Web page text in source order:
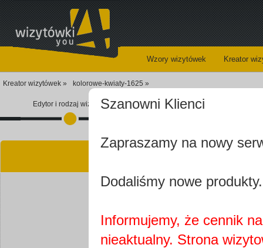
Wzory wizytówek Kreator
Kreator wizytówek » kolorowe-kwiaty-1625 »
Edytor i rodzaj wizytówkiSzanowni Klienci
Zapraszamy na nowy
Dodaliśmy nowe
Informujemy, że cennik
nieaktualny. Strona